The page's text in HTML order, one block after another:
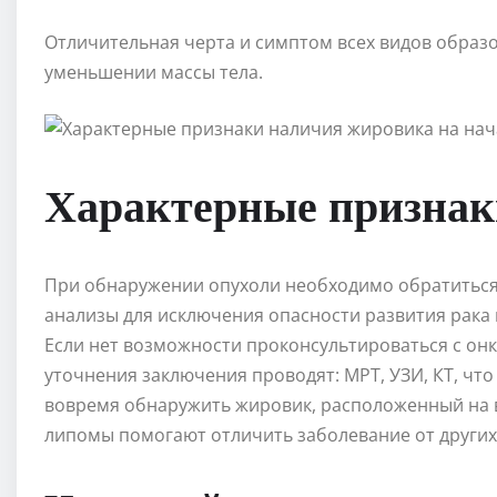
Отличительная черта и симптом всех видов
уменьшении массы тела.
Характерные
При обнаружении опухоли необходимо
анализы для исключения опасности развития
Если нет возможности проконсультироваться с
уточнения заключения проводят: МРТ, УЗИ, КТ,
вовремя обнаружить жировик, расположенный на
липомы помогают отличить заболевание от